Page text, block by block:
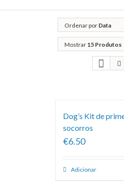
Ordenar por Data
Mostrar 15 Produtos
Dog’s Kit de
socorros
€6.50
Adicionar